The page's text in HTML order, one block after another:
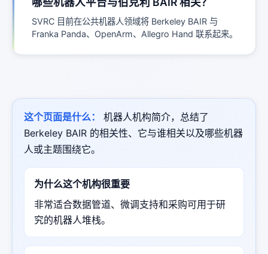
SVRC 目前在公共机器人领域将 Berkeley BAIR 与
Franka Panda、OpenArm、Allegro Hand 联系起来。
这个页面是什么：
机器人机构简介，总结了
Berkeley BAIR 的相关性、它与谁相关以及哪些机器
人或主题围绕它。
为什么这个机构很重要
非常适合数据管道、微调支持和采购可用于研
究的机器人堆栈。